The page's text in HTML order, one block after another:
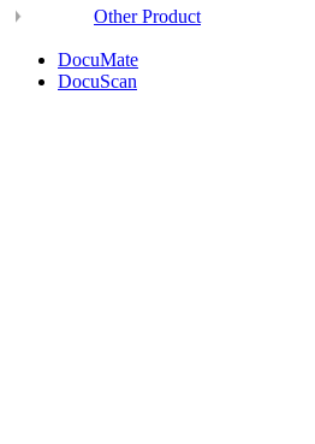
Other Product
DocuMate
DocuScan